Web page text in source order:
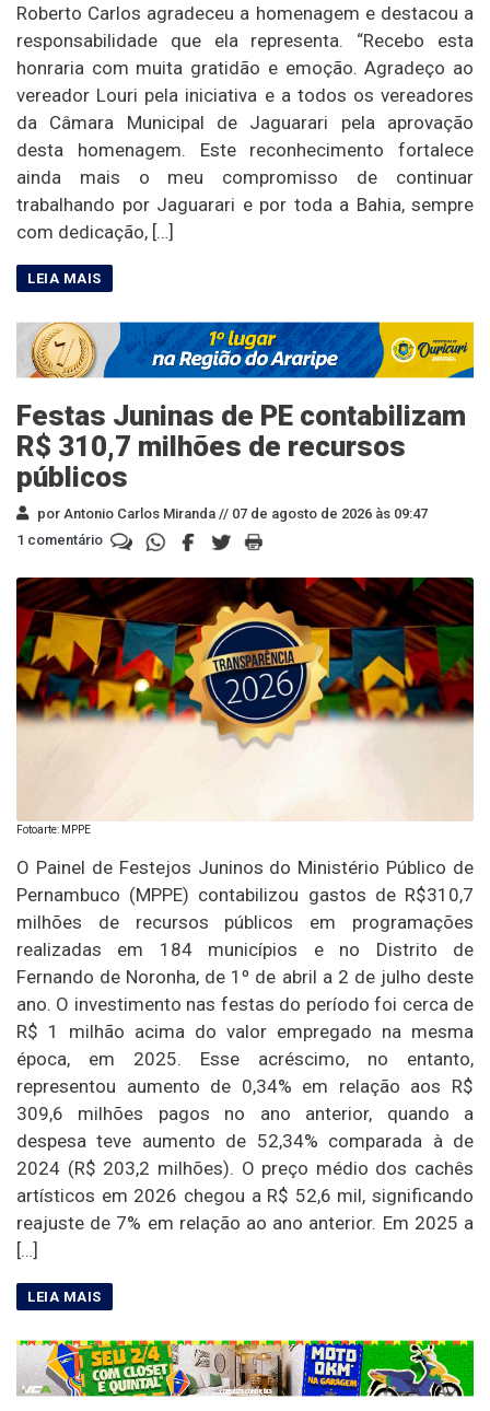
Roberto Carlos agradeceu a homenagem e destacou a
responsabilidade que ela representa. “Recebo esta
honraria com muita gratidão e emoção. Agradeço ao
vereador Louri pela iniciativa e a todos os vereadores
da Câmara Municipal de Jaguarari pela aprovação
desta homenagem. Este reconhecimento fortalece
ainda mais o meu compromisso de continuar
trabalhando por Jaguarari e por toda a Bahia, sempre
com dedicação, […]
Festas Juninas de PE contabilizam
R$ 310,7 milhões de recursos
públicos
por Antonio Carlos Miranda // 07 de agosto de 2026 às 09:47
1 comentário
Fotoarte: MPPE
O Painel de Festejos Juninos do Ministério Público de
Pernambuco (MPPE) contabilizou gastos de R$310,7
milhões de recursos públicos em programações
realizadas em 184 municípios e no Distrito de
Fernando de Noronha, de 1º de abril a 2 de julho deste
ano. O investimento nas festas do período foi cerca de
R$ 1 milhão acima do valor empregado na mesma
época, em 2025. Esse acréscimo, no entanto,
representou aumento de 0,34% em relação aos R$
309,6 milhões pagos no ano anterior, quando a
despesa teve aumento de 52,34% comparada à de
2024 (R$ 203,2 milhões). O preço médio dos cachês
artísticos em 2026 chegou a R$ 52,6 mil, significando
reajuste de 7% em relação ao ano anterior. Em 2025 a
[…]